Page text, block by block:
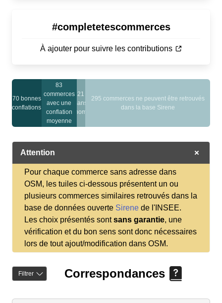
#completetescommerces
À ajouter pour suivre les contributions
70 bonnes
conflations
83
commerces
avec une
conflation
moyenne
21
sans
nom
295 commerces ne peuvent être retrouvés
dans la base Sirene
Attention
Pour chaque commerce sans adresse dans
OSM, les tuiles ci-dessous présentent un ou
plusieurs commerces similaires retrouvés dans la
base de données ouverte Sirene de l'INSEE.
Les choix présentés sontsans garantie, une
vérification et du bon sens sont donc nécessaires
lors de tout ajout/modification dans OSM.
Filtrer Correspondances